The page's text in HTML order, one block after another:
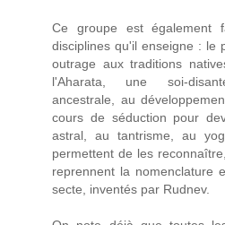
Ce groupe est également
disciplines qu'il enseigne : le
outrage aux traditions
l'Aharata, une soi-
ancestrale, au
cours de séduction pour
astral, au tantrisme, au
permettent de les
reprennent la nomenclature
secte, inventés par Rudnev.